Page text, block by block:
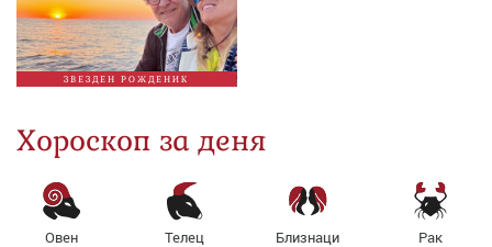
ЗВЕЗДЕН РОЖДЕНИК
Хороскоп за деня
Овен Телец Близнаци Рак